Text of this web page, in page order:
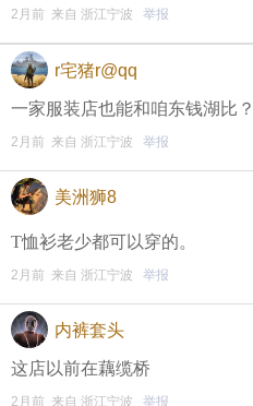
2月前 来自 浙江宁波 举报
r宅猪r@qq
一家服装店也能和咱东钱湖比
2月前 来自 浙江宁波 举报
美洲狮8
T恤衫老少都可以穿的。
2月前 来自 浙江宁波 举报
内裤套头
这店以前在藕缆桥
2月前 来自 浙江宁波 举报